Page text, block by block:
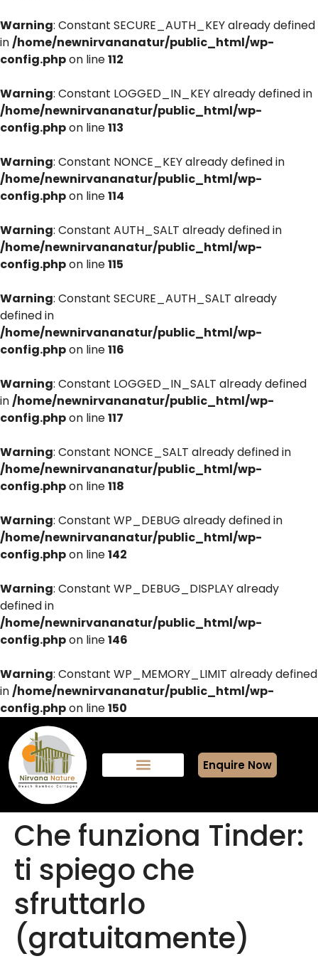
Warning: Constant SECURE_AUTH_KEY already defined
in/home/newnirvananatur/public_html/wp-
config.phpon line112
Warning: Constant LOGGED_IN_KEY already defined in
/home/newnirvananatur/public_html/wp-
config.phpon line113
Warning: Constant NONCE_KEY already defined in
/home/newnirvananatur/public_html/wp-
config.phpon line114
Warning: Constant AUTH_SALT already defined in
/home/newnirvananatur/public_html/wp-
config.phpon line115
Warning: Constant SECURE_AUTH_SALT already
defined in
/home/newnirvananatur/public_html/wp-
config.phpon line116
Warning: Constant LOGGED_IN_SALT already defined
in/home/newnirvananatur/public_html/wp-
config.phpon line117
Warning: Constant NONCE_SALT already defined in
/home/newnirvananatur/public_html/wp-
config.phpon line118
Warning: Constant WP_DEBUG already defined in
/home/newnirvananatur/public_html/wp-
config.phpon line142
Warning: Constant WP_DEBUG_DISPLAY already
defined in
/home/newnirvananatur/public_html/wp-
config.phpon line146
Warning: Constant WP_MEMORY_LIMIT already defined
in/home/newnirvananatur/public_html/wp-
config.phpon line150
Enquire Now
Che funziona Tinder:
ti spiego che
sfruttarlo
(gratuitamente)